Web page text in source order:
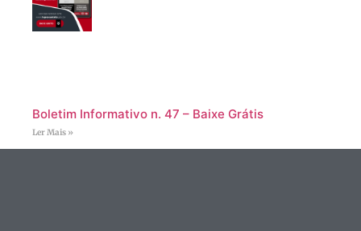
Boletim Informativo n. 47 – Baixe Grátis
Ler Mais »